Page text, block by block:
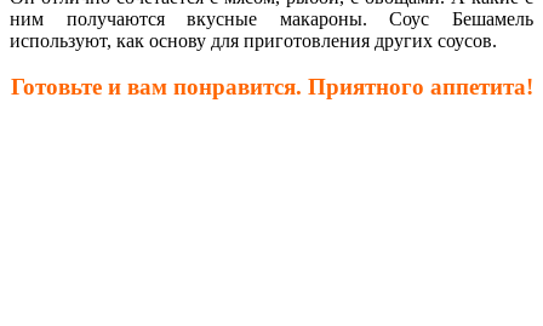
ним получаются вкусные макароны. Соус Бешамель
используют, как основу для приготовления других соусов.
Готовьте и вам понравится. Приятного аппетита!